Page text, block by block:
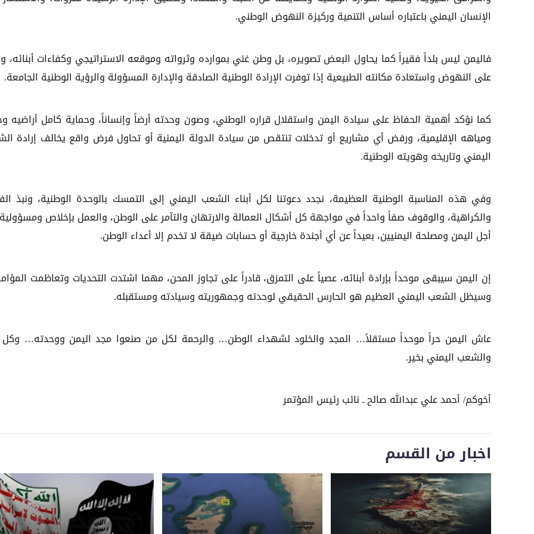
الإنسان اليمني باعتباره أساس التنمية وركيزة النهوض الوطني.
فاليمن ليس بلداً فقيراً كما يحاول البعض تصويره، بل وطن غني بموارده وثرواته وموقعه الاستراتيجي وكفاءات أبنائه،
على النهوض واستعادة مكانته الطبيعية إذا توفرت الإرادة الوطنية الصادقة والإدارة المسؤولة والرؤية الوطنية الجامعة.
كما نؤكد أهمية الحفاظ على سيادة اليمن واستقلال قراره الوطني، وصون وحدته أرضاً وإنساناً، وحماية كامل أراضيه
ومياهه الإقليمية، ورفض أي مشاريع أو تدخلات تنتقص من سيادة الدولة اليمنية أو تحاول فرض واقع يخالف إرادة
اليمني وتاريخه وهويته الوطنية.
وفي هذه المناسبة الوطنية العظيمة، نجدد دعوتنا لكل أبناء الشعب اليمني إلى التمسك بالوحدة الوطنية، ونبذ
والكراهية، والوقوف صفاً واحداً في مواجهة كل أشكال العمالة والارتهان والتآمر على الوطن، والعمل بإخلاص
أجل اليمن ومصلحة اليمنيين، بعيداً عن أي أجندة خارجية أو حسابات ضيقة لا تخدم إلا أعداء الوطن.
إن اليمن سيبقى موحداً بإرادة أبنائه، عصياً على التمزق، قادراً على تجاوز المحن، مهما اشتدت التحديات وتعاظمت
وسيظل الشعب اليمني العظيم هو الحارس الحقيقي لوحدته وجمهوريته وسيادته ومستقبله.
عاش اليمن حراً موحداً مستقلاً… المجد والخلود لشهداء الوطن… والرحمة لكل من صنعوا مجد اليمن ووحدته… وكل
والشعب اليمني بخير.
أخوكم/ أحمد علي عبدالله صالح ـ نائب رئيس المؤتمر
اخبار من القسم